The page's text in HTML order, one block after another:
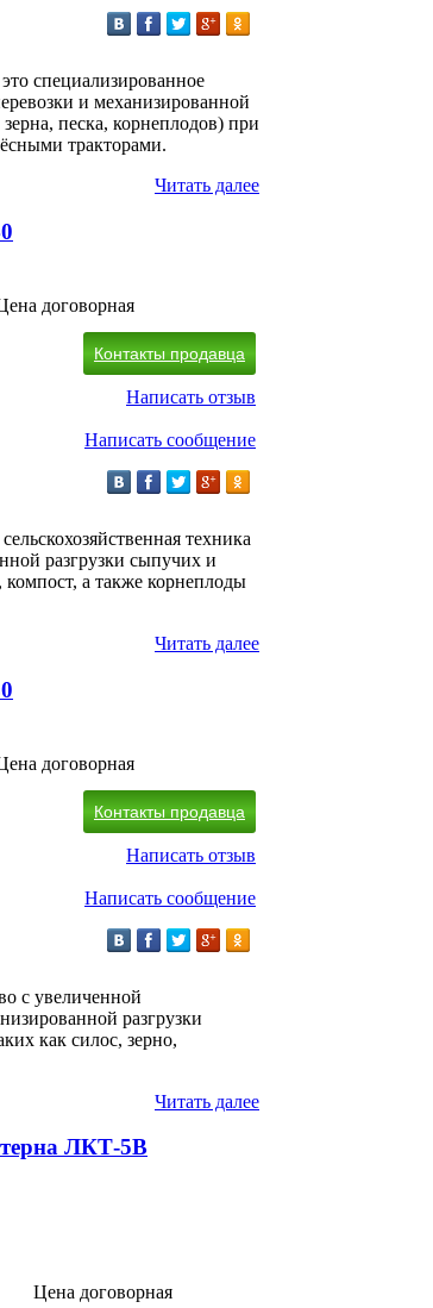
специализированное
и механизированной
песка, корнеплодов) при
тракторами.
Читать далее
договорная
Контакты продавца
Написать отзыв
Написать сообщение
техника
разгрузки сыпучих и
компост, а также корнеплоды
Читать далее
договорная
Контакты продавца
Написать отзыв
Написать сообщение
с увеличенной
разгрузки
как силос, зерно,
Читать далее
ЛКТ-5В
Цена договорная